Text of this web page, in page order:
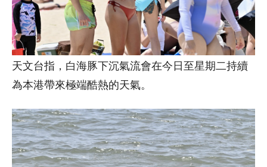
天文台指，白海豚下沉氣流會在今日至星期二持續
為本港帶來極端酷熱的天氣。